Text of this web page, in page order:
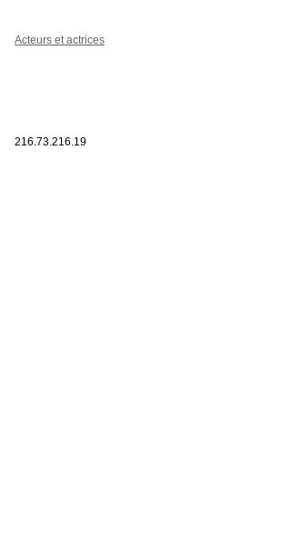
Acteurs et actrices
216.73.216.19